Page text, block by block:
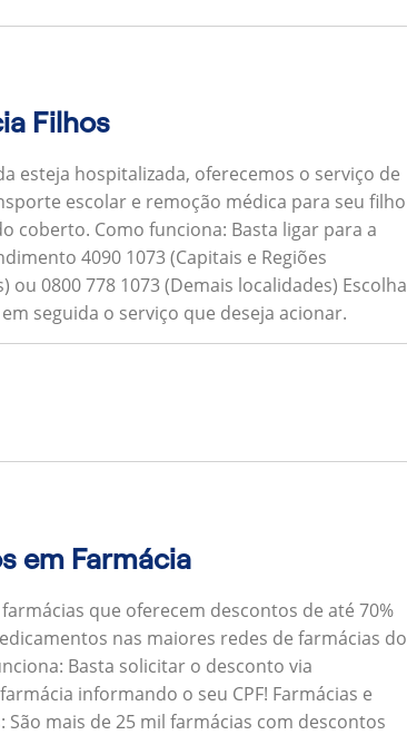
Filhos
esteja hospitalizada, oferecemos o serviço de
escolar e remoção médica para seu filho
coberto. Como funciona: Basta ligar para a
4090 1073 (Capitais e Regiões
ou 0800 778 1073 (Demais localidades) Escolha
seguida o serviço que deseja acionar.
em Farmácia
que oferecem descontos de até 70%
nas maiores redes de farmácias do
Basta solicitar o desconto via
informando o seu CPF! Farmácias e
São mais de 25 mil farmácias com descontos